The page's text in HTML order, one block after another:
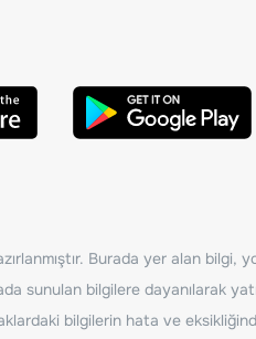
Burada yer alan bilgi,
sunulan bilgilere dayanılarak
bilgilerin hata ve